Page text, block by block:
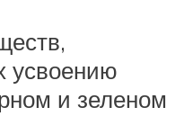
усвоению
и зеленом